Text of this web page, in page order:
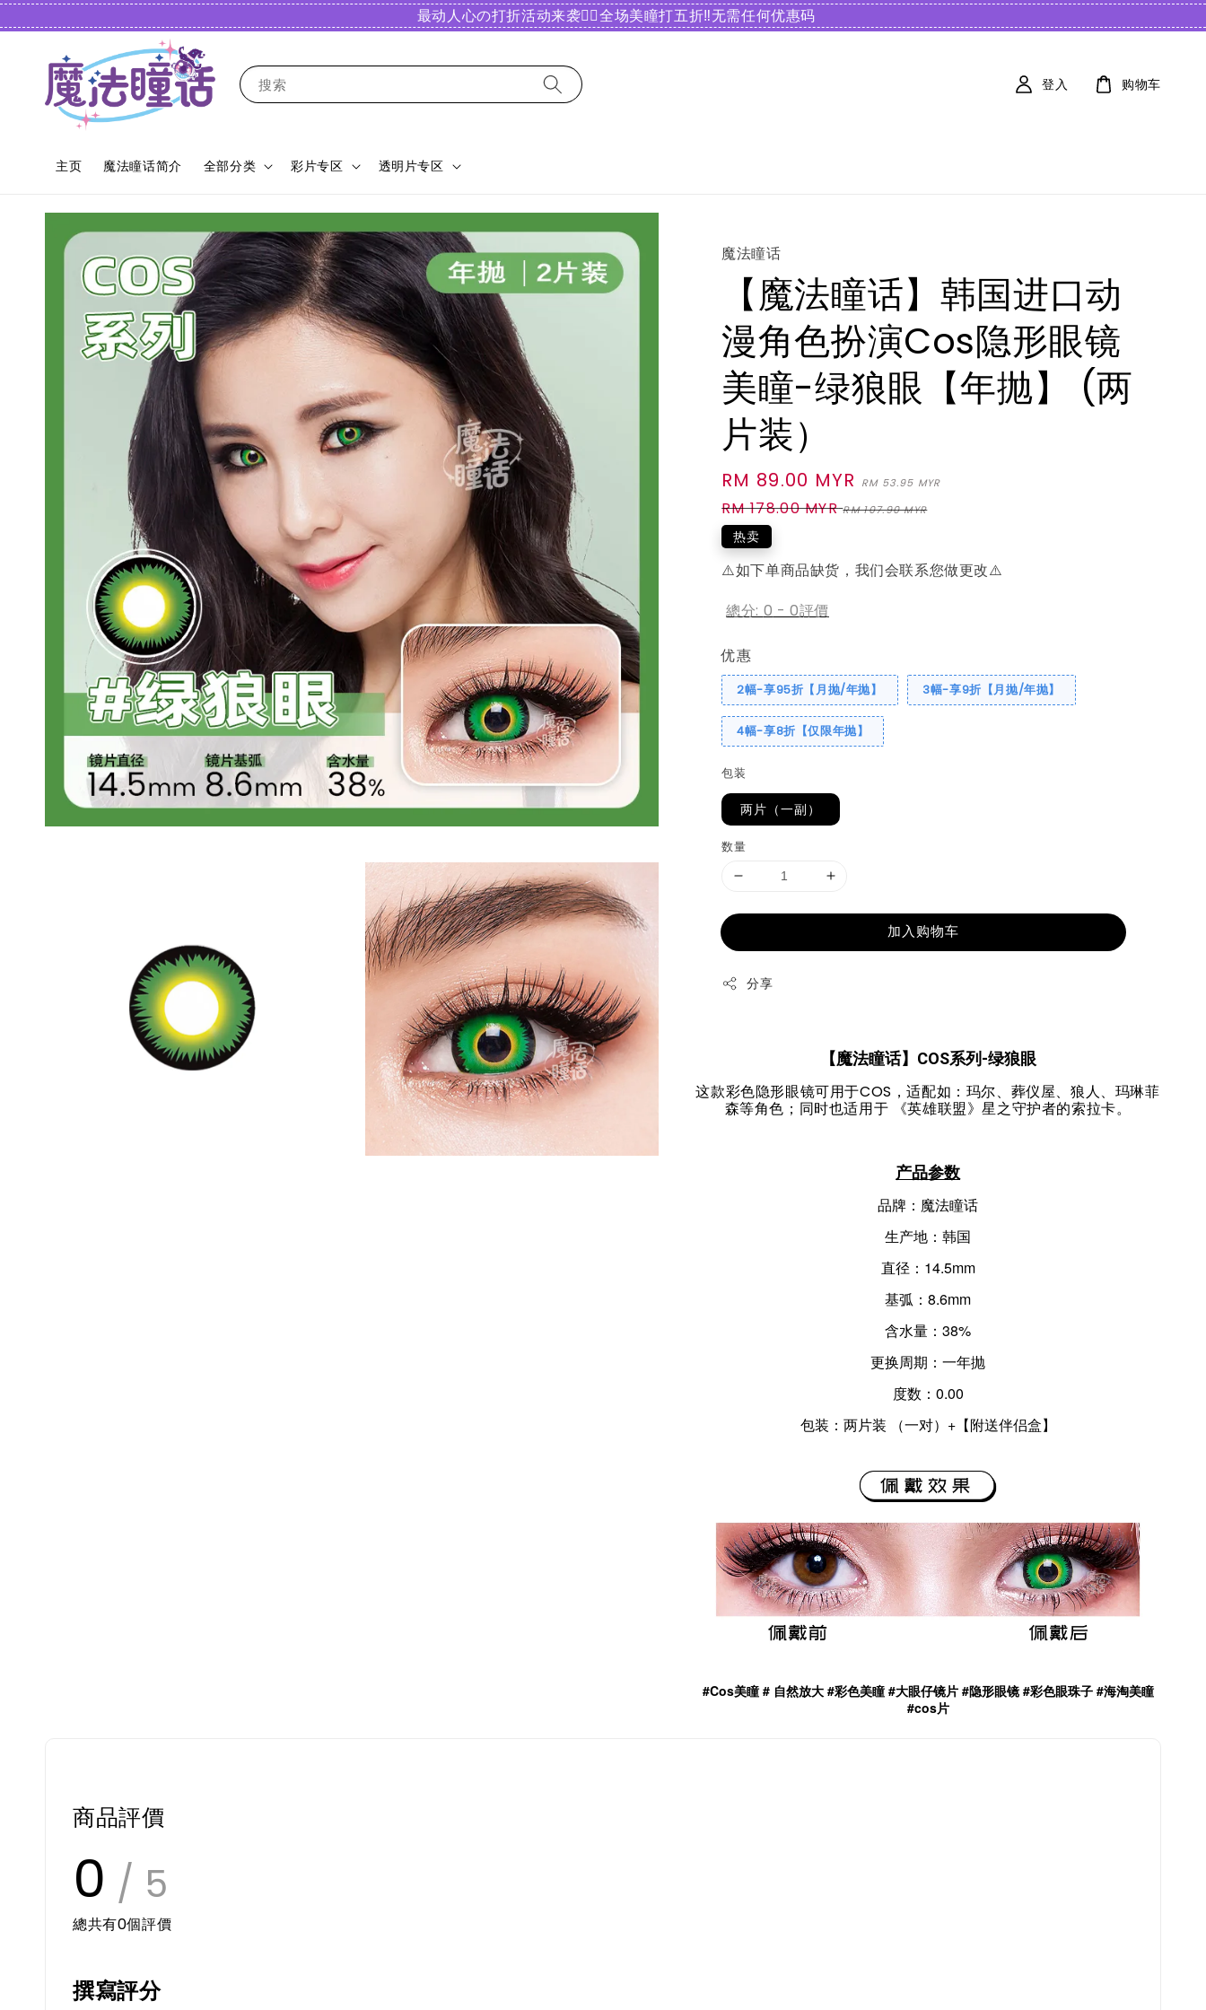
最动人心の打折活动来袭❤️‍🔥全场美瞳打五折‼️无需任何优惠码️
搜索
主页 魔法瞳话简介 全部分类 彩片专区 透明片专区
登入 购物车
魔法瞳话
【魔法瞳话】韩国进口动
漫角色扮演Cos隐形眼镜
美瞳-绿狼眼【年抛】 (两
片装）
Sale
price
RM 89.00 MYR RM 53.95 MYR
RM 178.00 MYR RM 107.90 MYR
热卖
⚠️如下单商品缺货，我们会联系您做更改⚠️
總分: 0 -0評價
优惠
2幅-享95折【月抛/年抛】 3幅-享9折【月抛/年抛】
4幅-享8折【仅限年抛】
包装
两片（一副）
数量
加入购物车
分享
【魔法瞳话】COS系列-绿狼眼
这款彩色隐形眼镜可用于COS，适配如：玛尔、葬仪屋、狼人、玛琳菲
森等角色；同时也适用于 《英雄联盟》星之守护者的索拉卡。
产品参数
品牌：魔法瞳话
生产地：韩国
直径：14.5mm
基弧：8.6mm
含水量：38%
更换周期：一年抛
度数：0.00
包装：两片装 （一对）+【附送伴侣盒】
#Cos美瞳 # 自然放大 #彩色美瞳 #大眼仔镜片 #隐形眼镜 #彩色眼珠子 #海淘美瞳
#cos片
商品評價
0 / 5
總共有0個評價
撰寫評分